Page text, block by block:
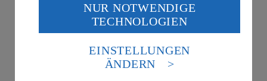
Wenn du auf „Aktivieren“ klickst, willigst du im Sinne
des Art. 49 Abs. 1 Satz 1 lit. a) DSGVO ein, dass deine
Daten in den USA verarbeitet werden. Der EuGH sieht
die USA als Land mit einem nach europäischen
Standards nicht angemessenen Datenschutzniveau an.
Es besteht das Risiko eines Zugriffs durch US-
NUR NOTWENDIGE
TECHNOLOGIEN
EINSTELLUNGEN
ÄNDERN